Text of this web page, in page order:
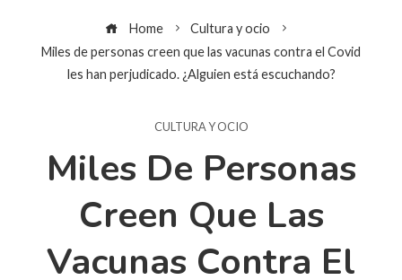
Home
Cultura y ocio
Miles de personas creen que las vacunas contra el Covid
les han perjudicado. ¿Alguien está escuchando?
CULTURA Y OCIO
Miles De Personas
Creen Que Las
Vacunas Contra El